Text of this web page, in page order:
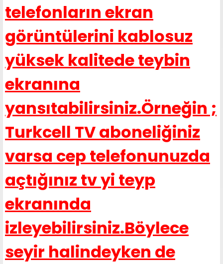
telefonların ekran
görüntülerini kablosuz
yüksek kalitede teybin
ekranına
yansıtabilirsiniz.Örneğin ;
Turkcell TV aboneliğiniz
varsa cep telefonunuzda
açtığınız tv yi teyp
ekranında
izleyebilirsiniz.Böylece
seyir halindeyken de